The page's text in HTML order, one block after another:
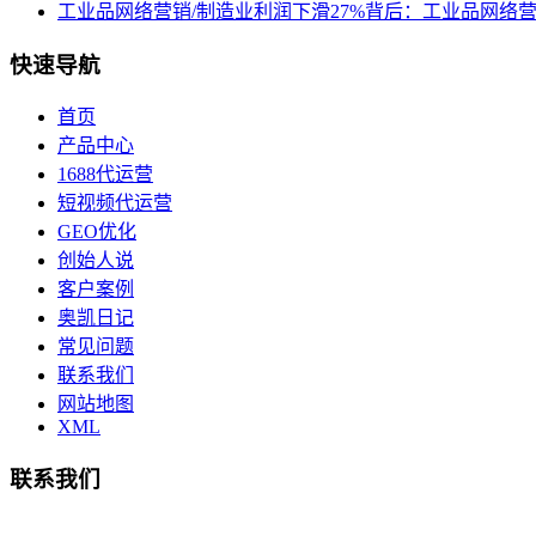
工业品网络营销/制造业利润下滑27%背后：工业品网络
快速导航
首页
产品中心
1688代运营
短视频代运营
GEO优化
创始人说
客户案例
奥凯日记
常见问题
联系我们
网站地图
XML
联系我们